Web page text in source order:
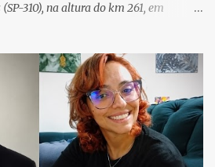
310), na altura do km 261, em
inconsciente dentro de um
foram rapidamente deslocadas ao
em parada cardiorrespiratória. Os
as manobras de reanimação
apesar de todos os esforços, o
procedimentos. Às 17h03, médicos